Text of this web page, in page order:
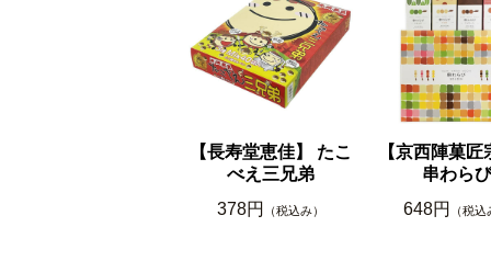
【長寿堂恵佳】 たこ
べえ三兄弟
378円
（税込み）
【京西陣菓匠
串わらび
648円
（税